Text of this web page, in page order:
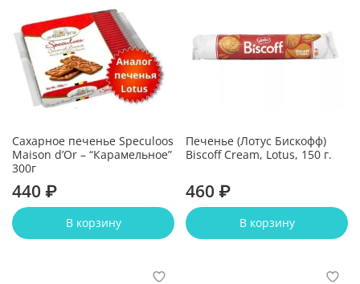
Сахарное печенье Speculoos
Maison d’Or – “Карамельное”
300г
440 ₽
В корзину
Печенье (Лотус Бискофф)
Biscoff Cream, Lotus, 150 г.
460 ₽
В корзину